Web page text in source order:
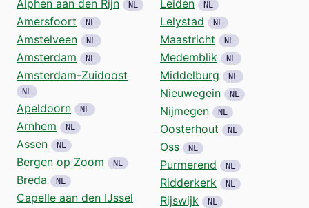
Alphen aan den Rijn NL
Amersfoort NL
Amstelveen NL
Amsterdam NL
Amsterdam-Zuidoost
NL
Apeldoorn NL
Arnhem NL
Assen NL
Bergen op Zoom NL
Breda NL
Capelle aan den IJssel
Leiden NL
Lelystad NL
Maastricht NL
Medemblik NL
Middelburg NL
Nieuwegein NL
Nijmegen NL
Oosterhout NL
Oss NL
Purmerend NL
Ridderkerk NL
Rijswijk NL